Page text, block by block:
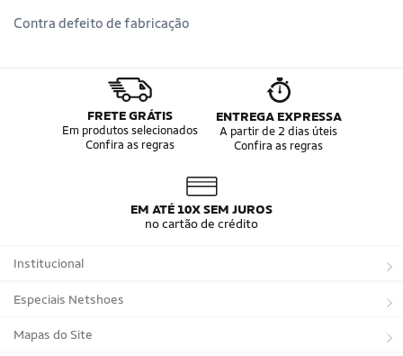
Contra defeito de fabricação
FRETE GRÁTIS
Em produtos selecionados
Confira as regras
ENTREGA EXPRESSA
A partir de 2 dias úteis
Confira as regras
EM ATÉ 10X SEM JUROS
no cartão de crédito
Institucional
Sobre a Netshoes
Política de Privacidade
Especiais Netshoes
Suplementos
Mapas do Site